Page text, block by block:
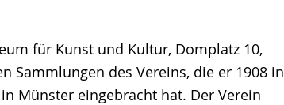
für Kunst und Kultur, Domplatz 10,
Sammlungen des Vereins, die er 1908 in
Münster eingebracht hat. Der Verein